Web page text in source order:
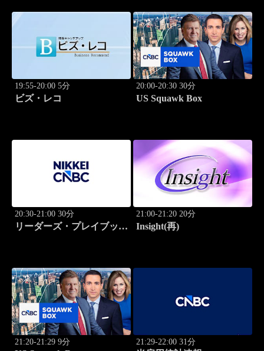
19:55-20:00 5分
ビズ・レコ
20:00-20:30 30分
US Squawk Box
20:30-21:00 30分
リーダーズ・プレイブック
21:00-21:20 20分
Insight(再)
21:20-21:29 9分 21:29-22:00 31分